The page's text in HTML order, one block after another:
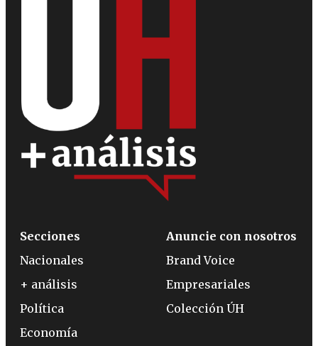
Secciones
Nacionales
+ análisis
Política
Economía
Anuncie con nosotros
Brand Voice
Empresariales
Colección ÚH